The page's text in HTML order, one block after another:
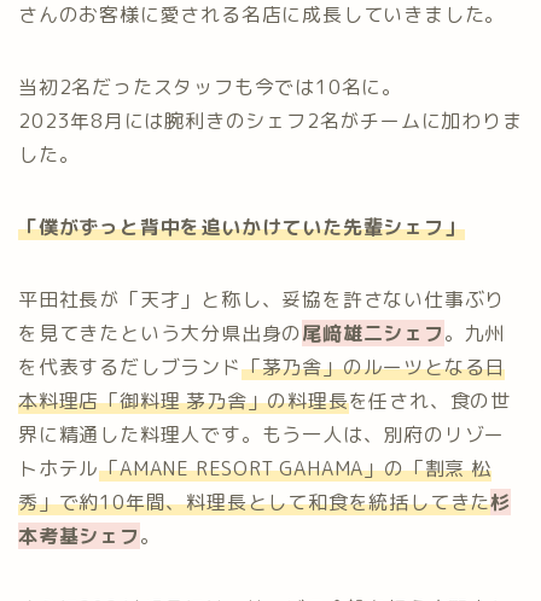
さんのお客様に愛される名店に成長していきました。
当初2名だったスタッフも今では10名に。
2023年8月には腕利きのシェフ2名がチームに加わりま
した。
「僕がずっと背中を追いかけていた先輩シェフ」
平田社長が「天才」と称し、妥協を許さない仕事ぶり
を見てきたという大分県出身の尾﨑雄二シェフ。九州
を代表するだしブランド「茅乃舎」のルーツとなる日
本料理店「御料理 茅乃舎」の料理長を任され、食の世
界に精通した料理人です。もう一人は、別府のリゾー
トホテル「AMANE RESORT GAHAMA」の「割烹 松
秀」で約10年間、料理長として和食を統括してきた杉
本考基シェフ。